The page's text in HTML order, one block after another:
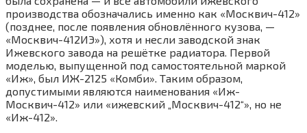
производства обозначались именно как «Москвич-412»
(позднее, после появления обновлённого кузова, —
«Москвич-412ИЭ»), хотя и несли заводской знак
Ижевского завода на решётке радиатора. Первой
моделью, выпущенной под самостоятельной маркой
«Иж», был ИЖ-2125 «Комби». Таким образом,
допустимыми являются наименования «Иж-
Москвич-412» или «ижевский „Москвич-412“», но не
«Иж-412».